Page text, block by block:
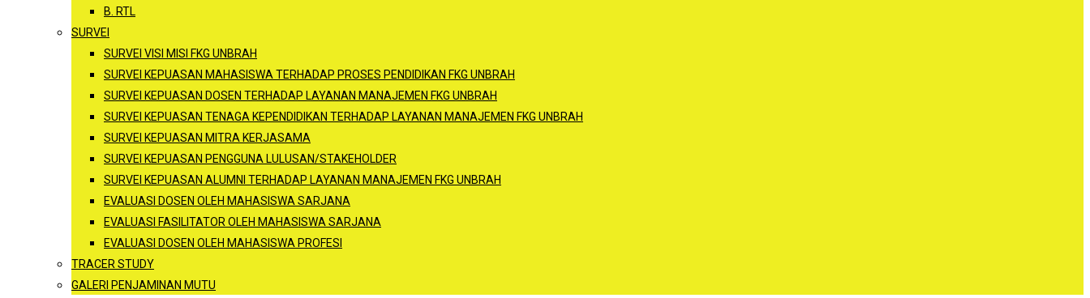
B. RTL
SURVEI
SURVEI VISI MISI FKG UNBRAH
SURVEI KEPUASAN MAHASISWA TERHADAP PROSES PENDIDIKAN FKG UNBRAH
SURVEI KEPUASAN DOSEN TERHADAP LAYANAN MANAJEMEN FKG UNBRAH
SURVEI KEPUASAN TENAGA KEPENDIDIKAN TERHADAP LAYANAN MANAJEMEN FKG UNBRAH
SURVEI KEPUASAN MITRA KERJASAMA
SURVEI KEPUASAN PENGGUNA LULUSAN/STAKEHOLDER
SURVEI KEPUASAN ALUMNI TERHADAP LAYANAN MANAJEMEN FKG UNBRAH
EVALUASI DOSEN OLEH MAHASISWA SARJANA
EVALUASI FASILITATOR OLEH MAHASISWA SARJANA
EVALUASI DOSEN OLEH MAHASISWA PROFESI
TRACER STUDY
GALERI PENJAMINAN MUTU